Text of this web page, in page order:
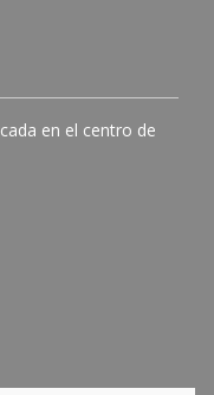
en el centro de